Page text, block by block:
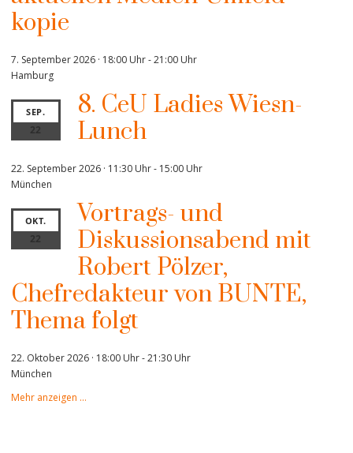
kopie
7. September 2026 · 18:00 Uhr-21:00 Uhr
Hamburg
SEP.
22
8. CeU Ladies Wiesn-
Lunch
22. September 2026 · 11:30 Uhr- 15:00 Uhr
München
OKT.
22
Vortrags- und
Diskussionsabend mit
Robert Pölzer,
Chefredakteur von BUNTE,
Thema folgt
22. Oktober 2026 · 18:00 Uhr-21:30 Uhr
München
Mehr anzeigen …